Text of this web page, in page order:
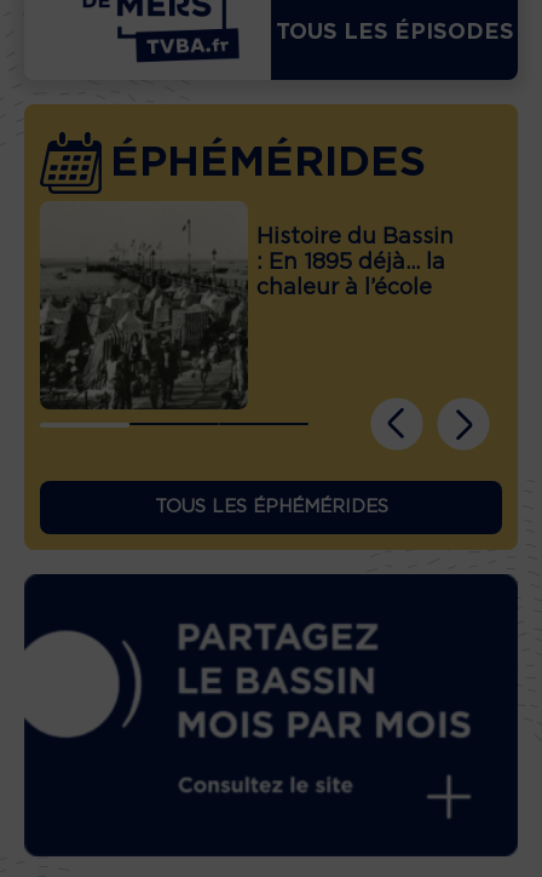
TOUS LES ÉPISODES
ÉPHÉMÉRIDES
Histoire du Bassin
: En 1895 déjà… la
chaleur à l’école
TOUS LES ÉPHÉMÉRIDES